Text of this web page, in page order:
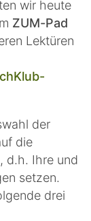
wir heute
ZUM-Pad
Lektüren
der
die
d.h. Ihre und
setzen.
drei